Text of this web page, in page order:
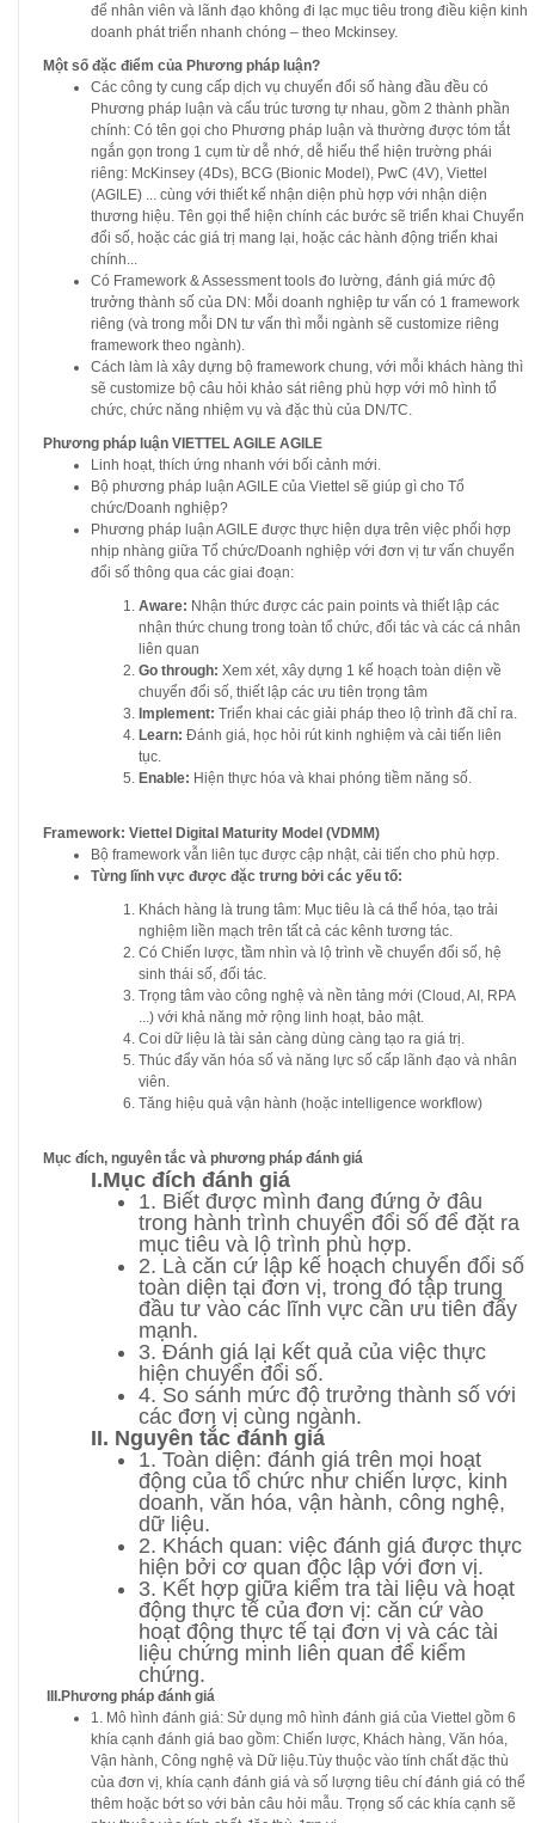
để nhân viên và lãnh đạo không đi lạc mục tiêu trong điều kiện kinh
doanh phát triển nhanh chóng – theo Mckinsey.
Một số đặc điểm của Phương pháp luận?
Các công ty cung cấp dịch vụ chuyển đổi số hàng đầu đều có
Phương pháp luận và cấu trúc tương tự nhau, gồm 2 thành phần
chính: Có tên gọi cho Phương pháp luận và thường được tóm tắt
ngắn gọn trong 1 cụm từ dễ nhớ, dễ hiểu thể hiện trường phái
riêng: McKinsey (4Ds), BCG (Bionic Model), PwC (4V), Viettel
(AGILE) ... cùng với thiết kế nhận diện phù hợp với nhận diện
thương hiệu. Tên gọi thể hiện chính các bước sẽ triển khai Chuyển
đổi số, hoặc các giá trị mang lại, hoặc các hành động triển khai
chính...
Có Framework & Assessment tools đo lường, đánh giá mức độ
trưởng thành số của DN: Mỗi doanh nghiệp tư vấn có 1 framework
riêng (và trong mỗi DN tư vấn thì mỗi ngành sẽ customize riêng
framework theo ngành).
Cách làm là xây dựng bộ framework chung, với mỗi khách hàng thì
sẽ customize bộ câu hỏi khảo sát riêng phù hợp với mô hình tổ
chức, chức năng nhiệm vụ và đặc thù của DN/TC.
Phương pháp luận VIETTEL AGILE AGILE
Linh hoạt, thích ứng nhanh với bối cảnh mới.
Bộ phương pháp luận AGILE của Viettel sẽ giúp gì cho Tổ
chức/Doanh nghiệp?
Phương pháp luận AGILE được thực hiện dựa trên việc phối hợp
nhịp nhàng giữa Tổ chức/Doanh nghiệp với đơn vị tư vấn chuyển
đổi số thông qua các giai đoạn:
Aware: Nhận thức được các pain points và thiết lập các
nhận thức chung trong toàn tổ chức, đối tác và các cá nhân
liên quan
Go through: Xem xét, xây dựng 1 kế hoạch toàn diện về
chuyển đổi số, thiết lập các ưu tiên trọng tâm
Implement: Triển khai các giải pháp theo lộ trình đã chỉ ra.
Learn: Đánh giá, học hỏi rút kinh nghiệm và cải tiến liên
tục.
Enable: Hiện thực hóa và khai phóng tiềm năng số.
Framework: Viettel Digital Maturity Model (VDMM)
Bộ framework vẫn liên tục được cập nhật, cải tiến cho phù hợp.
Từng lĩnh vực được đặc trưng bởi các yếu tố:
Khách hàng là trung tâm: Mục tiêu là cá thể hóa, tạo trải
nghiệm liền mạch trên tất cả các kênh tương tác.
Có Chiến lược, tầm nhìn và lộ trình về chuyển đổi số, hệ
sinh thái số, đối tác.
Trọng tâm vào công nghệ và nền tảng mới (Cloud, AI, RPA
...) với khả năng mở rộng linh hoạt, bảo mật.
Coi dữ liệu là tài sản càng dùng càng tạo ra giá trị.
Thúc đẩy văn hóa số và năng lực số cấp lãnh đạo và nhân
viên.
Tăng hiệu quả vận hành (hoặc intelligence workflow)
Mục đích, nguyên tắc và phương pháp đánh giá
I.Mục đích đánh giá
1. Biết được mình đang đứng ở đâu
trong hành trình chuyển đổi số để đặt ra
mục tiêu và lộ trình phù hợp.
2. Là căn cứ lập kế hoạch chuyển đổi số
toàn diện tại đơn vị, trong đó tập trung
đầu tư vào các lĩnh vực cần ưu tiên đẩy
mạnh.
3. Đánh giá lại kết quả của việc thực
hiện chuyển đổi số.
4. So sánh mức độ trưởng thành số với
các đơn vị cùng ngành.
II. Nguyên tắc đánh giá
1. Toàn diện: đánh giá trên mọi hoạt
động của tổ chức như chiến lược, kinh
doanh, văn hóa, vận hành, công nghệ,
dữ liệu.
2. Khách quan: việc đánh giá được thực
hiện bởi cơ quan độc lập với đơn vị.
3. Kết hợp giữa kiểm tra tài liệu và hoạt
động thực tế của đơn vị: căn cứ vào
hoạt động thực tế tại đơn vị và các tài
liệu chứng minh liên quan để kiểm
chứng.
III.Phương pháp đánh giá
1. Mô hình đánh giá: Sử dụng mô hình đánh giá của Viettel gồm 6
khía cạnh đánh giá bao gồm: Chiến lược, Khách hàng, Văn hóa,
Vận hành, Công nghệ và Dữ liệu.Tùy thuộc vào tính chất đặc thù
của đơn vị, khía cạnh đánh giá và số lượng tiêu chí đánh giá có thể
thêm hoặc bớt so với bản câu hỏi mẫu. Trọng số các khía cạnh sẽ